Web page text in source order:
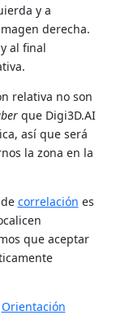
y a
derecha.
al final
relativa no son
que Digi3D.AI
así que será
la zona en la
correlación es
que aceptar
Orientación